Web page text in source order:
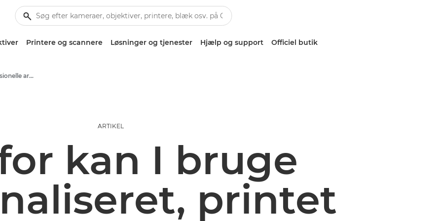
Printere og scannere Løsninger og tjenester Hjælp og support Officiel butik
Erhvervs- og professionelle artikler
ARTIKEL
kan I bruge
printet